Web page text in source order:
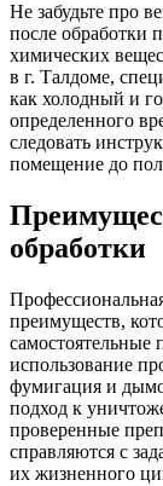
Не забудьте про
после обработки
химических
в г. Талдоме,
как холодный и
определенного
следовать
помещение до
обработки
преимуществ,
использование
фумигация и
подход к
проверенные
справляются с
их жизненного